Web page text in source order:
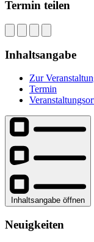
Termin teilen
Inhaltsangabe
Zur
Termin
Inhaltsangabe öffnen
Neuigkeiten